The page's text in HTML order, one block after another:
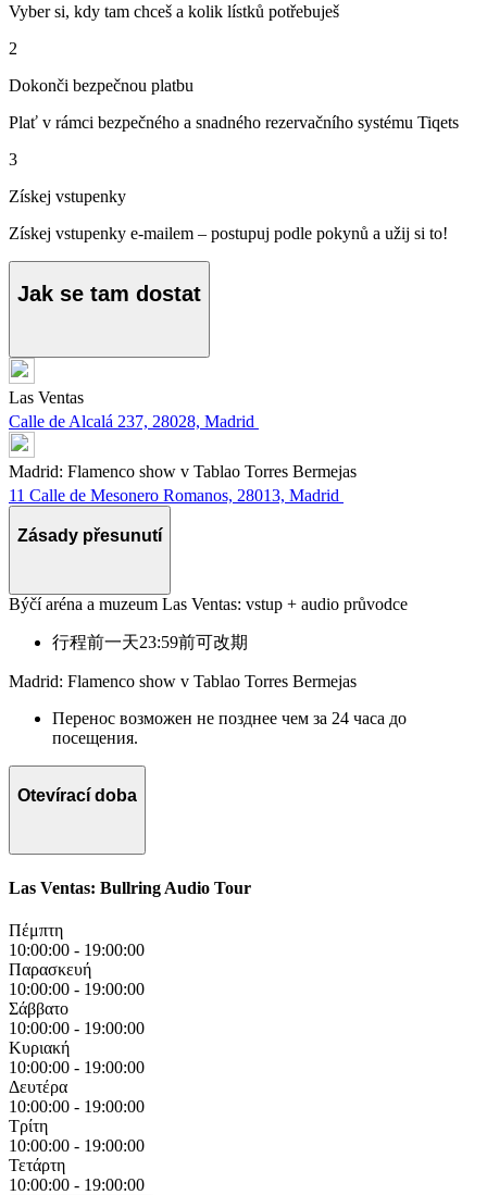
Vyber si, kdy tam chceš a kolik lístků potřebuješ
2
Dokonči bezpečnou platbu
Plať v rámci bezpečného a snadného rezervačního systému Tiqets
3
Získej vstupenky
Získej vstupenky e-mailem – postupuj podle pokynů a užij si to!
Jak se tam dostat
Las Ventas
Calle de Alcalá 237, 28028, Madrid
Madrid: Flamenco show v Tablao Torres Bermejas
11 Calle de Mesonero Romanos, 28013, Madrid
Zásady přesunutí
Býčí aréna a muzeum Las Ventas: vstup + audio průvodce
行程前一天23:59前可改期
Madrid: Flamenco show v Tablao Torres Bermejas
Перенос возможен не позднее чем за 24 часа до
посещения.
Otevírací doba
Las Ventas: Bullring Audio Tour
Πέμπτη
10:00:00 - 19:00:00
Παρασκευή
10:00:00 - 19:00:00
Σάββατο
10:00:00 - 19:00:00
Κυριακή
10:00:00 - 19:00:00
Δευτέρα
10:00:00 - 19:00:00
Τρίτη
10:00:00 - 19:00:00
Τετάρτη
10:00:00 - 19:00:00